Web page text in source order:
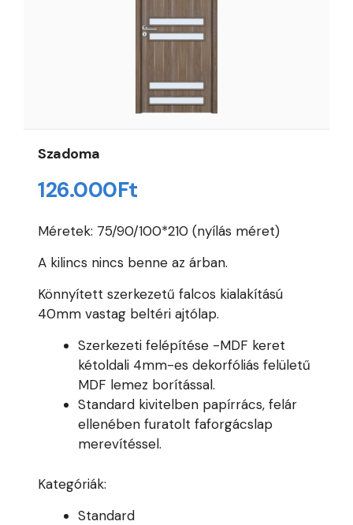
Szadoma
126.000Ft
Méretek: 75/90/100*210 (nyílás méret)
A kilincs nincs benne az árban.
Könnyített szerkezetű falcos kialakítású
40mm vastag beltéri ajtólap.
Szerkezeti felépítése -MDF keret
kétoldali 4mm-es dekorfóliás felületű
MDF lemez borítással.
Standard kivitelben papírrács, felár
ellenében furatolt faforgácslap
merevítéssel.
Kategóriák:
Standard